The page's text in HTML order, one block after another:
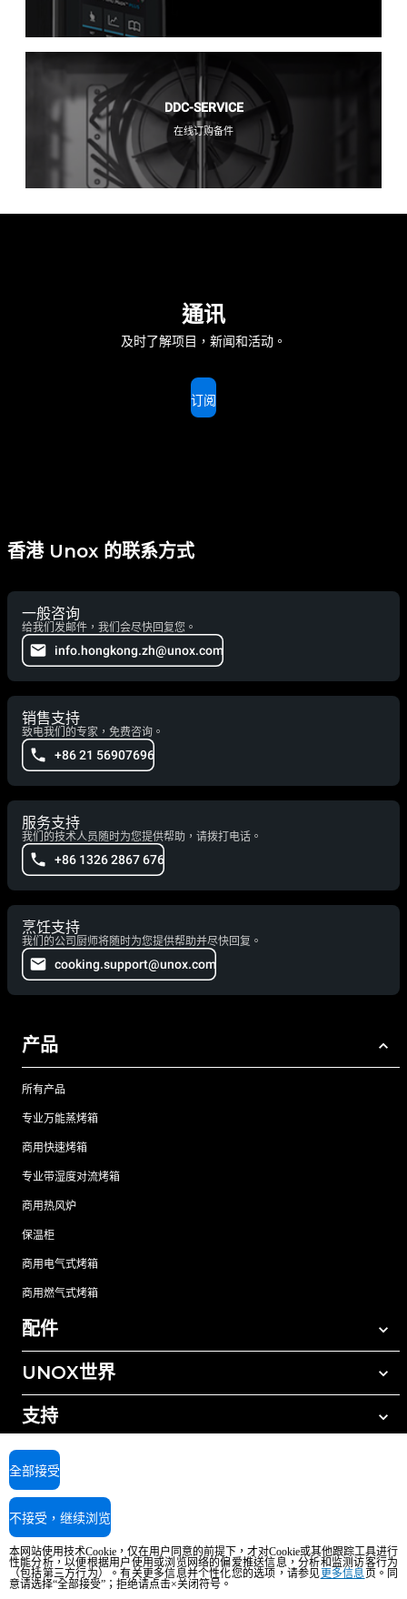
DDC-SERVICE
在线订购备件
通讯
及时了解项目，新闻和活动。
订阅
香港 Unox 的联系方式
一般咨询
给我们发邮件，我们会尽快回复您。
info.hongkong.zh@unox.com
销售支持
致电我们的专家，免费咨询。
+86 21 56907696
服务支持
我们的技术人员随时为您提供帮助，请拨打电话。
+86 1326 2867 676
烹饪支持
我们的公司厨师将随时为您提供帮助并尽快回复。
cooking.support@unox.com
产品
所有产品
专业万能蒸烤箱
商用快速烤箱
专业带湿度对流烤箱
商用热风炉
保温柜
商用电气式烤箱
商用燃气式烤箱
配件
所有配件
自动清洗清洁剂
手动清洗清洁剂
树脂过滤水处理
反渗透水处理
UNOX世界
我们在全球的办事处
支持
UNOX质保
查找经销商
查找服务中心
版权所有2026 UNOX SpA保留所有权利。Reg.Imp.Padova n°04230750285 -
REA Padova 372835 - Cap.Soc.5.000.000€iv - 增值税/税号04230750285 - IT
WEEE Reg. No. IT08020000000377
AI Content Disclaimer
本网站使用技术Cookie，仅在用户同意的前提下，才对Cookie或其他跟踪工具进行
性能分析，以便根据用户使用或浏览网络的偏爱推送信息，分析和监测访客行为
（包括第三方行为）。有关更多信息并个性化您的选项，请参见更多信息 页。同
意请选择“全部接受”；拒绝请点击×关闭符号。
全部接受
不接受，继续浏览